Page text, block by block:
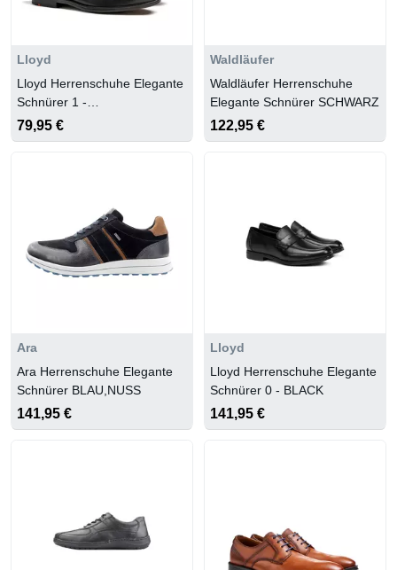
Lloyd
Lloyd Herrenschuhe Elegante
Schnürer 1 -
SCHWARZ/OCEAN
79,95 €
Waldläufer
Waldläufer Herrenschuhe
Elegante Schnürer SCHWARZ
122,95 €
Ara
Ara Herrenschuhe Elegante
Schnürer BLAU,NUSS
141,95 €
Lloyd
Lloyd Herrenschuhe Elegante
Schnürer 0 - BLACK
141,95 €